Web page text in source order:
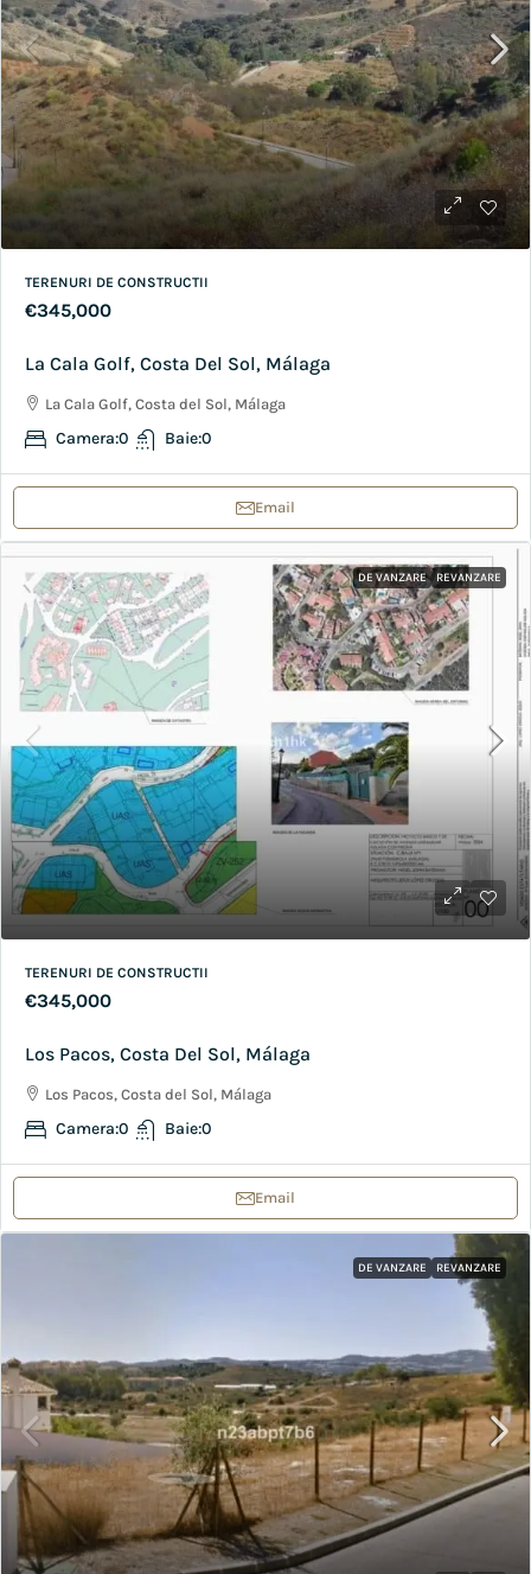
TERENURI DE CONSTRUCTII
€345,000
La Cala Golf, Costa Del Sol, Málaga
La Cala Golf, Costa del Sol, Málaga
Camera:0 Baie:0
Email
DE VANZARE REVANZARE
TERENURI DE CONSTRUCTII
€345,000
Los Pacos, Costa Del Sol, Málaga
Los Pacos, Costa del Sol, Málaga
Camera:0 Baie:0
Email
DE VANZARE REVANZARE